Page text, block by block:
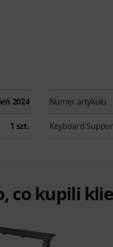
2024 Numer artykułu
1 szt. Keyboard
co kupili